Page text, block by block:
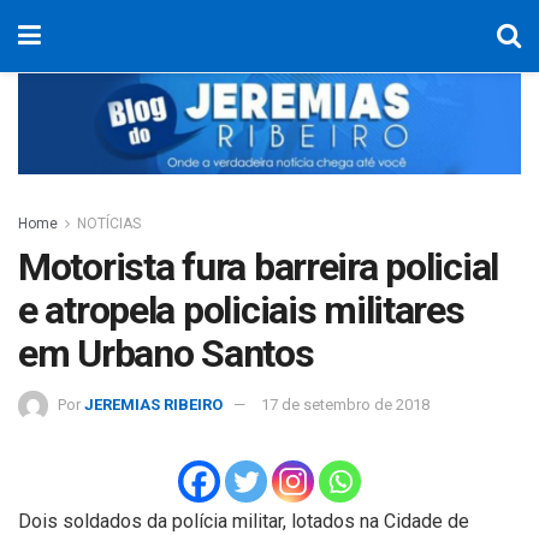
Home NOTÍCIAS
Motorista fura barreira policial
e atropela policiais militares
em Urbano Santos
Por JEREMIAS RIBEIRO 17 de setembro de 2018
Dois soldados da polícia militar, lotados na Cidade de